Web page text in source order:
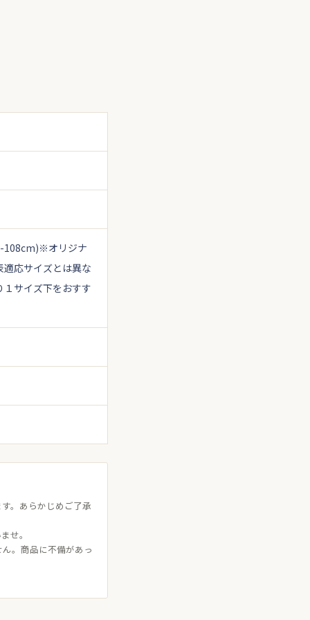
108cm)※オリジナ
応サイズとは異な
サイズ下をおすす
。あらかじめご了承
せ。
。商品に不備があっ